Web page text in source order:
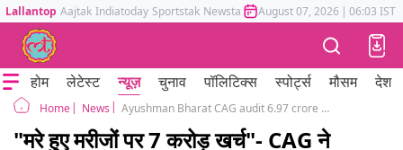
Lallantop Aajtak Indiatoday Sportstak Newstak Mumbai Tak Astrotak
August 07, 2026 | 06:03 IST
होम लेटेस्ट न्यूज़ चुनाव पॉलिटिक्स स्पोर्ट्स मौसम देश
Home News Ayushman Bharat CAG audit 6.97 crore rupees spend on treatment for dead patients under PMJAY
"मरे हुए मरीजों पर 7 करोड़ खर्च"- CAG ने